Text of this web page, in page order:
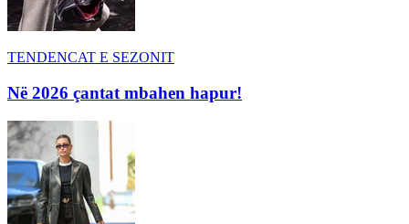
TENDENCAT E SEZONIT
Në 2026 çantat mbahen hapur!